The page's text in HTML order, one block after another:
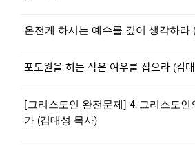
온전케 하시는 예수를 깊이 생각하라
포도원을 허는 작은 여우를 잡으라
[그리스도인 완전문제] 4. 그리스도
가 (김대성 목사)